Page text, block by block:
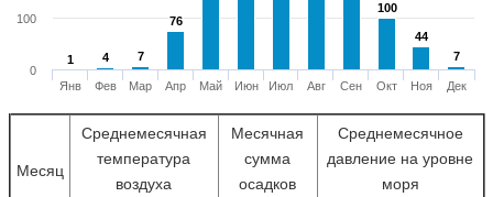
1
1 4
4 7
7
76
76
100
100
44
44
7
7
Янв Фев Мар Апр Май Июн Июл Авг Сен Окт Ноя Дек
0
100
Месяц
Среднемесячная
температура
воздуха
Месячная
сумма
осадков
Среднемесячное
давление на уровне
моря